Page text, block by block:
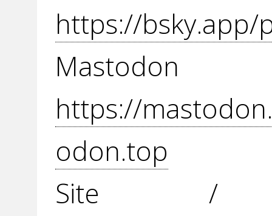
https://bsky.app/
https://
odon.top
Site /